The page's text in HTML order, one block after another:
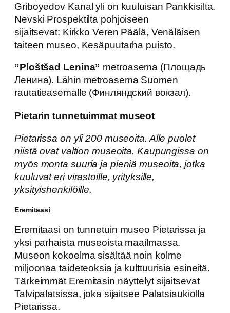
Griboyedov Kanal yli on kuuluisan Pankkisilta.
Nevski Prospektilta pohjoiseen
sijaitsevat: Kirkko Veren Päälä, Venäläisen
taiteen museo, Kesäpuutarha puisto.
”Ploštšad Lenina” metroasema (Площадь
Ленина). Lähin metroasema Suomen
rautatieasemalle (Финляндский вокзал).
Pietarin tunnetuimmat museot
Pietarissa on yli 200 museoita. Alle puolet
niistä ovat valtion museoita. Kaupungissa on
myös monta suuria ja pieniä museoita, jotka
kuuluvat eri virastoille, yrityksille,
yksityishenkilöille.
Eremitaasi
Eremitaasi on tunnetuin museo Pietarissa ja
yksi parhaista museoista maailmassa.
Museon kokoelma sisältää noin kolme
miljoonaa taideteoksia ja kulttuurisia esineitä.
Tärkeimmät Eremitasin näyttelyt sijaitsevat
Talvipalatsissa, joka sijaitsee Palatsiaukiolla
Pietarissa.